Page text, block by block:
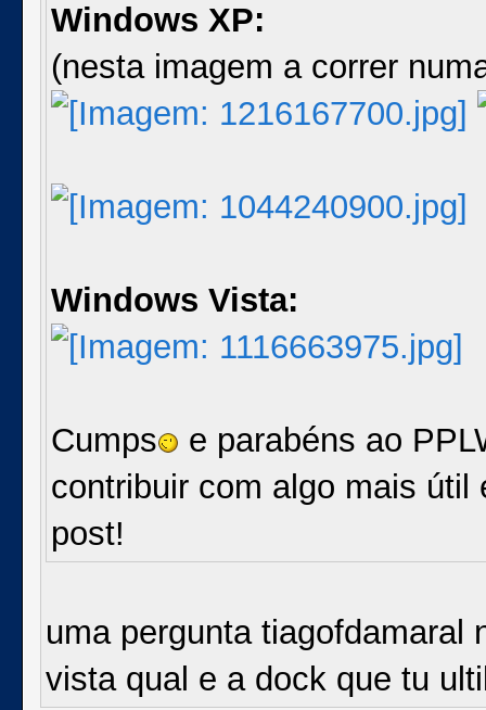
Windows XP:
(nesta imagem a correr
Windows Vista:
Cumps
e parabéns ao
contribuir com algo mais
post!
uma pergunta tiagofdamaral
vista qual e a dock que tu